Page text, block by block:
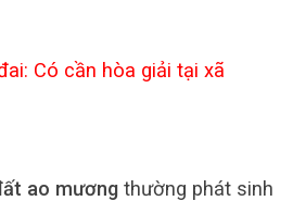
Có cần hòa giải tại xã
ao mương thường phát sinh